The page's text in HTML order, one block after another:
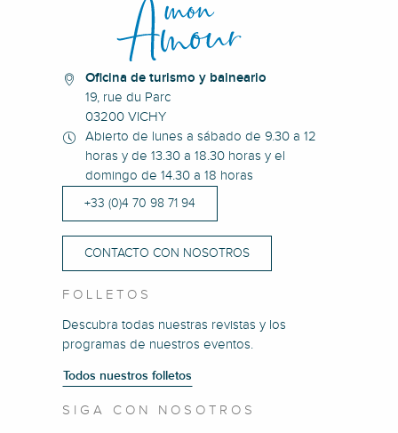
Oficina de turismo y balneario
19, rue du Parc
03200 VICHY
Abierto de lunes a sábado de 9.30 a 12
horas y de 13.30 a 18.30 horas y el
domingo de 14.30 a 18 horas
+33 (0)4 70 98 71 94
CONTACTO CON NOSOTROS
FOLLETOS
Descubra todas nuestras revistas y los
programas de nuestros eventos.
Todos nuestros folletos
SIGA CON NOSOTROS